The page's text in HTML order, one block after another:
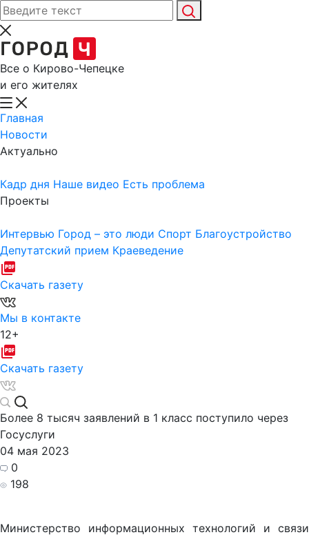
Все о Кирово-Чепецке
и его жителях
Главная
Новости
Актуально
Кадр дня Наше видео Есть проблема
Проекты
Интервью Город – это люди Спорт Благоустройство
Депутатский прием Краеведение
Скачать газету
Мы в контакте
12+
Скачать газету
Более 8 тысяч заявлений в 1 класс поступило через
Госуслуги
04 мая 2023
0
198
Министерство информационных технологий и связи